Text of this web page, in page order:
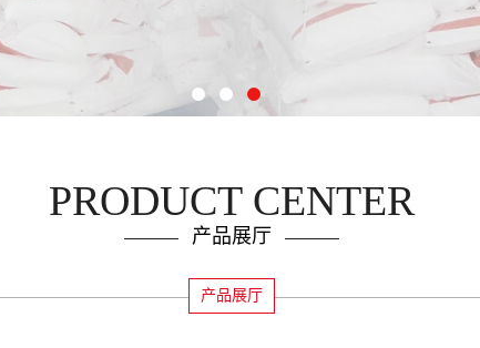
PRODUCT CENTER
产品展厅
产品展厅